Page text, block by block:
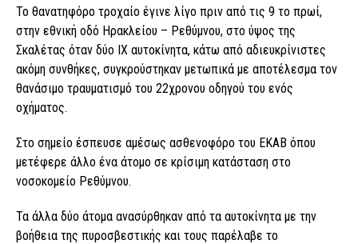
Το θανατηφόρο τροχαίο έγινε λίγο πριν από τις 9 το πρωί,
στην εθνική οδό Ηρακλείου – Ρεθύμνου, στο ύψος της
Σκαλέτας όταν δύο ΙΧ αυτοκίνητα, κάτω από αδιευκρίνιστες
ακόμη συνθήκες, συγκρούστηκαν μετωπικά με αποτέλεσμα τον
θανάσιμο τραυματισμό του 22χρονου οδηγού του ενός
οχήματος.
Στο σημείο έσπευσε αμέσως ασθενοφόρο του ΕΚΑΒ όπου
μετέφερε άλλο ένα άτομο σε κρίσιμη κατάσταση στο
νοσοκομείο Ρεθύμνου.
Τα άλλα δύο άτομα ανασύρθηκαν από τα αυτοκίνητα με την
βοήθεια της πυροσβεστικής και τους παρέλαβε το